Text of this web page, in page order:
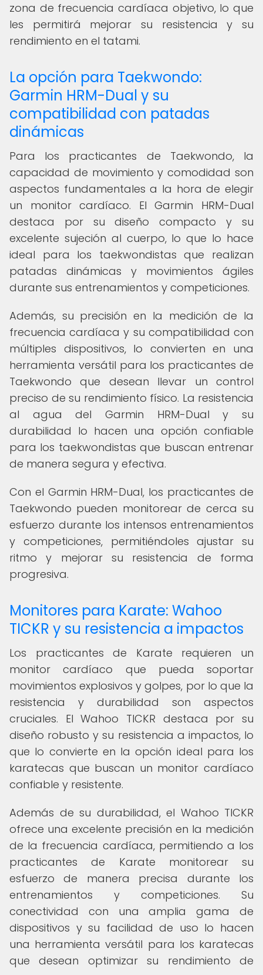
zona de frecuencia cardíaca objetivo, lo que
les permitirá mejorar su resistencia y su
rendimiento en el tatami.
La opción para Taekwondo:
Garmin HRM-Dual y su
compatibilidad con patadas
dinámicas
Para los practicantes de Taekwondo, la
capacidad de movimiento y comodidad son
aspectos fundamentales a la hora de elegir
un monitor cardíaco. El Garmin HRM-Dual
destaca por su diseño compacto y su
excelente sujeción al cuerpo, lo que lo hace
ideal para los taekwondistas que realizan
patadas dinámicas y movimientos ágiles
durante sus entrenamientos y competiciones.
Además, su precisión en la medición de la
frecuencia cardíaca y su compatibilidad con
múltiples dispositivos, lo convierten en una
herramienta versátil para los practicantes de
Taekwondo que desean llevar un control
preciso de su rendimiento físico. La resistencia
al agua del Garmin HRM-Dual y su
durabilidad lo hacen una opción confiable
para los taekwondistas que buscan entrenar
de manera segura y efectiva.
Con el Garmin HRM-Dual, los practicantes de
Taekwondo pueden monitorear de cerca su
esfuerzo durante los intensos entrenamientos
y competiciones, permitiéndoles ajustar su
ritmo y mejorar su resistencia de forma
progresiva.
Monitores para Karate: Wahoo
TICKR y su resistencia a impactos
Los practicantes de Karate requieren un
monitor cardíaco que pueda soportar
movimientos explosivos y golpes, por lo que la
resistencia y durabilidad son aspectos
cruciales. El Wahoo TICKR destaca por su
diseño robusto y su resistencia a impactos, lo
que lo convierte en la opción ideal para los
karatecas que buscan un monitor cardíaco
confiable y resistente.
Además de su durabilidad, el Wahoo TICKR
ofrece una excelente precisión en la medición
de la frecuencia cardíaca, permitiendo a los
practicantes de Karate monitorear su
esfuerzo de manera precisa durante los
entrenamientos y competiciones. Su
conectividad con una amplia gama de
dispositivos y su facilidad de uso lo hacen
una herramienta versátil para los karatecas
que desean optimizar su rendimiento de